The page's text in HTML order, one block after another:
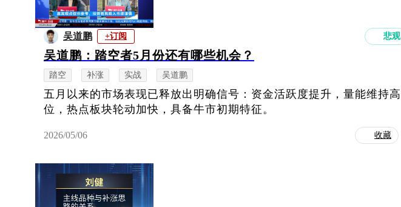
吴道鹏 +订阅 悲观
吴道鹏：踏空者5月份还有哪些机会？
踏空 补涨 实战 吴道鹏
五月以来的市场表现已释放出明确信号：资金活跃度提升，量能维持高
位，热点板块轮动加快，具备牛市初期特征。
2026/05/06 收藏